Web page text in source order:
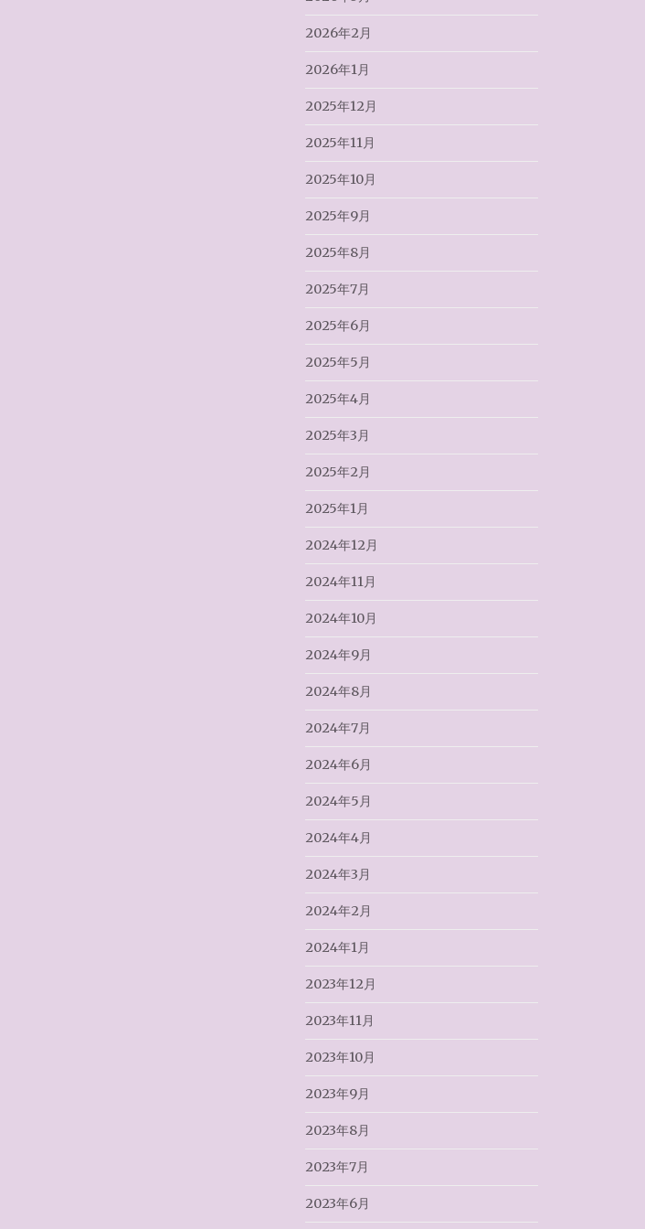
2026年2月
2026年1月
2025年12月
2025年11月
2025年10月
2025年9月
2025年8月
2025年7月
2025年6月
2025年5月
2025年4月
2025年3月
2025年2月
2025年1月
2024年12月
2024年11月
2024年10月
2024年9月
2024年8月
2024年7月
2024年6月
2024年5月
2024年4月
2024年3月
2024年2月
2024年1月
2023年12月
2023年11月
2023年10月
2023年9月
2023年8月
2023年7月
2023年6月